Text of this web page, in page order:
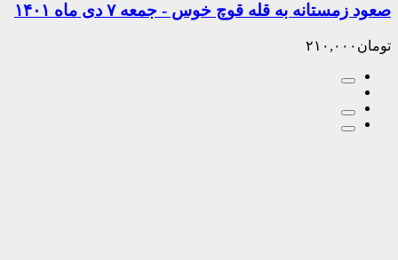
به قله قوچ خوس - جمعه ۷ دی ماه ۱۴۰۱